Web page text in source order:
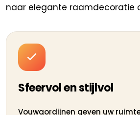
naar elegante raamdecoratie
Sfeervol en stijlvol
Vouwgordijnen geven uw